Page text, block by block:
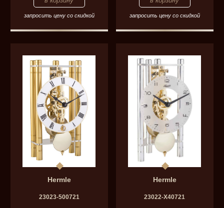
запросить цену со скидкой запросить цену со скидкой
Hermle
23023-500721
Hermle
23022-Х40721